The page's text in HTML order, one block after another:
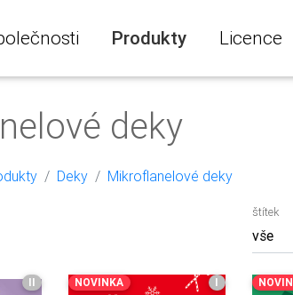
Produkty Licence
deky
Deky Mikroflanelové deky
štítek
II NOVINKA I